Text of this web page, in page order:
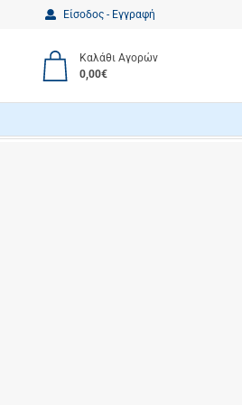
Είσοδος - Εγγραφή
Καλάθι Αγορών
0,00€